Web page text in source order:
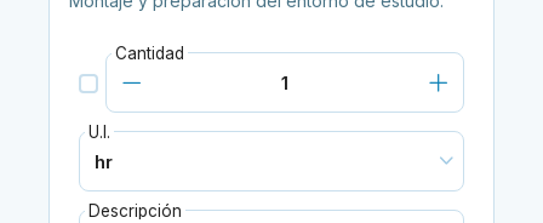
Cantidad
U.I.
Descripción